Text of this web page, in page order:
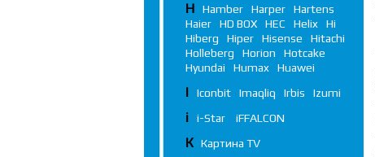
H Hamber Harper
Hartens
Haier
HD BOX HEC Helix
Hi
Hiberg
Hiper Hisense
Hitachi
Holleberg
Horion
Hotcake
Hyundai
Humax Huawei
I Iconbit Imaqliq Irbis Izumi
i i-Star iFFALСON
К Картина TV